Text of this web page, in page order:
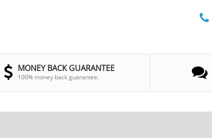
MONEY BACK GUARANTEE
100% money back guarantee.